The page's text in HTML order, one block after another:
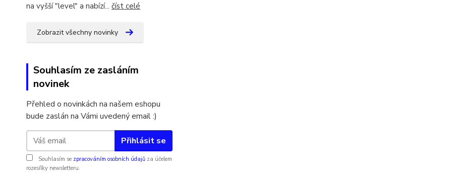
na vyšší "level" a nabízí... číst celé
Zobrazit všechny novinky
Souhlasím ze zasláním
novinek
Přehled o novinkách na našem eshopu
bude zaslán na Vámi uvedený email :)
Přihlásit se
Souhlasím se zpracováním osobních údajů za účelem
rozesílky newsletteru.